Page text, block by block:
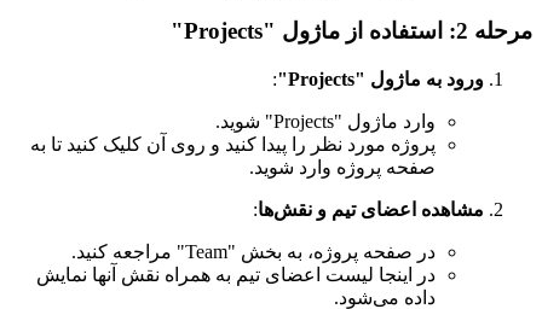
مرحله 2: استفاده از ماژول "Projects"
ورود به ماژول "Projects" :
وارد ماژول "Projects" شوید.
پروژه مورد نظر را پیدا کنید و روی آن کلیک کنید تا به
صفحه پروژه وارد شوید.
مشاهده اعضای تیم و نقش‌ها:
در صفحه پروژه، به بخش "Team" مراجعه کنید.
در اینجا لیست اعضای تیم به همراه نقش آنها نمایش
داده می‌شود.